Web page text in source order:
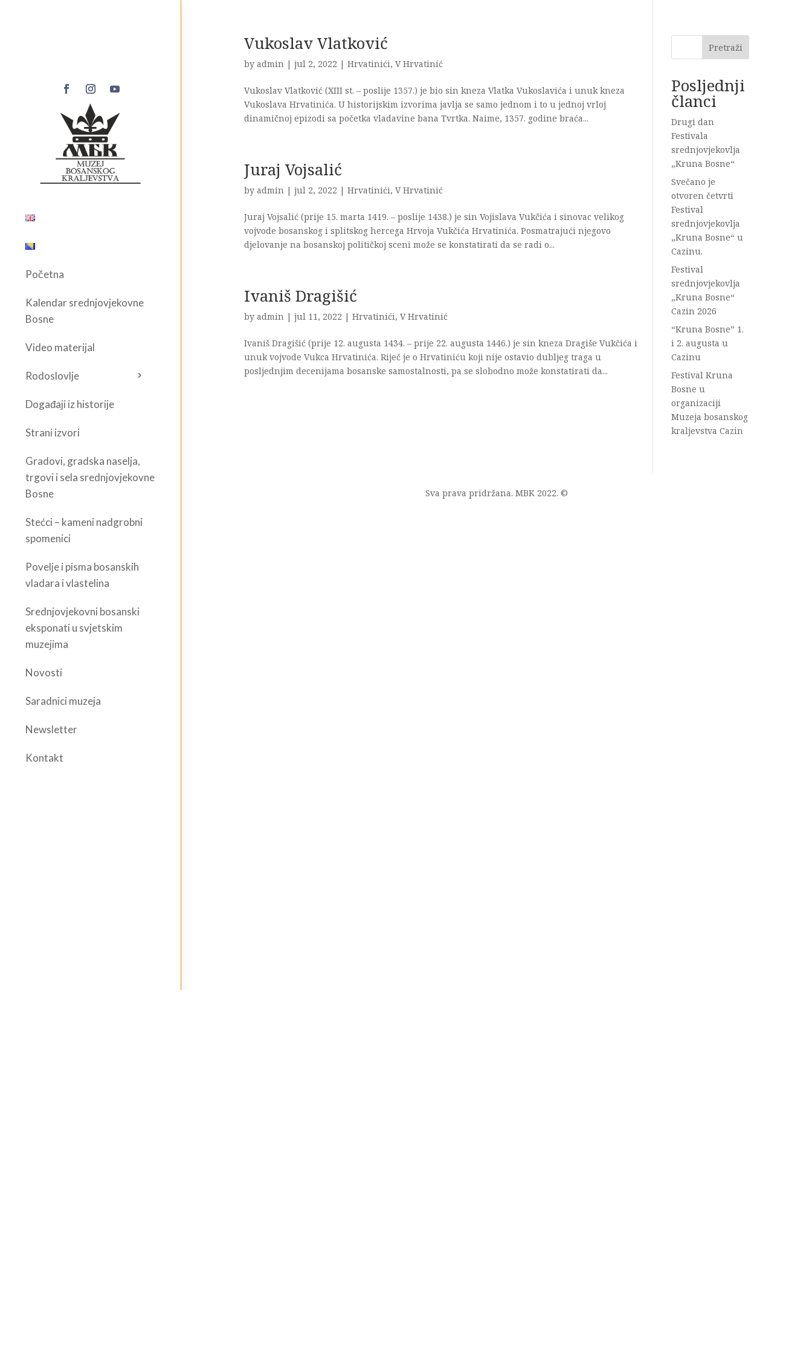
Početna
Kalendar srednjovjekovne
Bosne
Video materijal
Rodoslovlje
Događaji iz historije
Strani izvori
Gradovi, gradska naselja,
trgovi i sela srednjovjekovne
Bosne
Stećci – kameni nadgrobni
spomenici
Povelje i pisma bosanskih
vladara i vlastelina
Srednjovjekovni bosanski
eksponati u svjetskim
muzejima
Novosti
Saradnici muzeja
Newsletter
Kontakt
Vukoslav Vlatković
byadmin |jul 2, 2022 |Hrvatinići,V Hrvatinić
Vukoslav Vlatković (XIII st. – poslije 1357.) je bio sin kneza Vlatka Vukoslavića i unuk kneza
Vukoslava Hrvatinića. U historijskim izvorima javlja se samo jednom i to u jednoj vrloj
dinamičnoj epizodi sa početka vladavine bana Tvrtka. Naime, 1357. godine braća...
Juraj Vojsalić
byadmin |jul 2, 2022 |Hrvatinići,V Hrvatinić
Juraj Vojsalić (prije 15. marta 1419. – poslije 1438.) je sin Vojislava Vukčića i sinovac velikog
vojvode bosanskog i splitskog hercega Hrvoja Vukčića Hrvatinića. Posmatrajući njegovo
djelovanje na bosanskoj političkoj sceni može se konstatirati da se radi o...
Ivaniš Dragišić
byadmin |jul 11, 2022 |Hrvatinići,V Hrvatinić
Ivaniš Dragišić (prije 12. augusta 1434. – prije 22. augusta 1446.) je sin kneza Dragiše Vukčića i
unuk vojvode Vukca Hrvatinića. Riječ je o Hrvatiniću koji nije ostavio dubljeg traga u
posljednjim decenijama bosanske samostalnosti, pa se slobodno može konstatirati da...
Pretraži
Posljednji
članci
Drugi dan
Festivala
srednjovjekovlja
„Kruna Bosne“
Svečano je
otvoren četvrti
Festival
srednjovjekovlja
„Kruna Bosne“ u
Cazinu.
Festival
srednjovjekovlja
„Kruna Bosne“
Cazin 2026
“Kruna Bosne” 1.
i 2. augusta u
Cazinu
Festival Kruna
Bosne u
organizaciji
Muzeja bosanskog
kraljevstva Cazin
Sva prava pridržana. MBK 2022. ©